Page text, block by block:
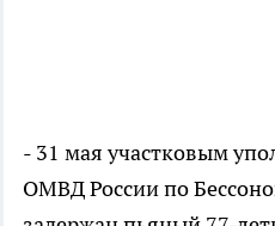
- 31 мая участковым
ОМВД России по